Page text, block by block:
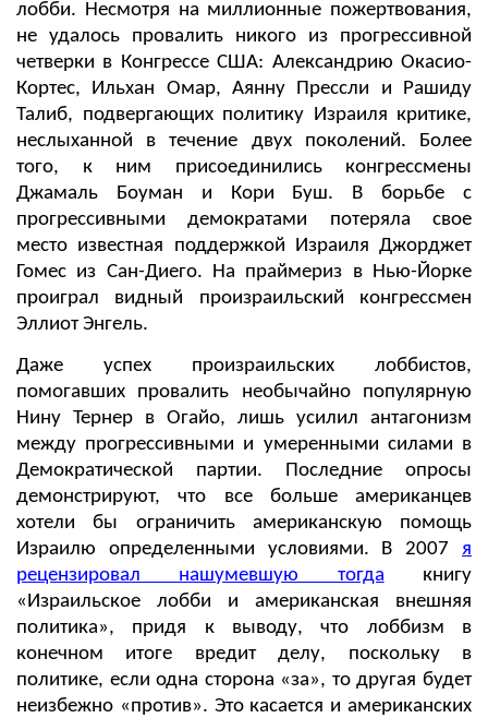
лобби. Несмотря на миллионные пожертвования,
не удалось провалить никого из прогрессивной
четверки в Конгрессе США: Александрию Окасио-
Кортес, Ильхан Омар, Аянну Прессли и Рашиду
Талиб, подвергающих политику Израиля критике,
неслыханной в течение двух поколений. Более
того, к ним присоединились конгрессмены
Джамаль Боуман и Кори Буш. В борьбе с
прогрессивными демократами потеряла свое
место известная поддержкой Израиля Джорджет
Гомес из Сан-Диего. На праймериз в Нью-Йорке
проиграл видный произраильский конгрессмен
Эллиот Энгель.
Даже успех произраильских лоббистов,
помогавших провалить необычайно популярную
Нину Тернер в Огайо, лишь усилил антагонизм
между прогрессивными и умеренными силами в
Демократической партии. Последние опросы
демонстрируют, что все больше американцев
хотели бы ограничить американскую помощь
Израилю определенными условиями. В 2007 я
рецензировал нашумевшую тогда книгу
«Израильское лобби и американская внешняя
политика», придя к выводу, что лоббизм в
конечном итоге вредит делу, поскольку в
политике, если одна сторона «за», то другая будет
неизбежно «против». Это касается и американских